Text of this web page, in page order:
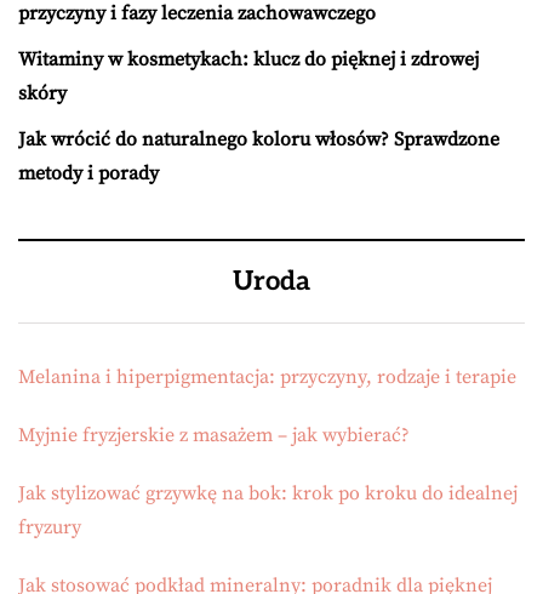
przyczyny i fazy leczenia zachowawczego
Witaminy w kosmetykach: klucz do pięknej i zdrowej
skóry
Jak wrócić do naturalnego koloru włosów? Sprawdzone
metody i porady
Uroda
Melanina i hiperpigmentacja: przyczyny, rodzaje i terapie
Myjnie fryzjerskie z masażem – jak wybierać?
Jak stylizować grzywkę na bok: krok po kroku do idealnej
fryzury
Jak stosować podkład mineralny: poradnik dla pięknej